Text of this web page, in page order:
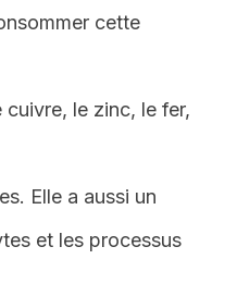
cette
le zinc, le fer,
Elle a aussi un
et les processus